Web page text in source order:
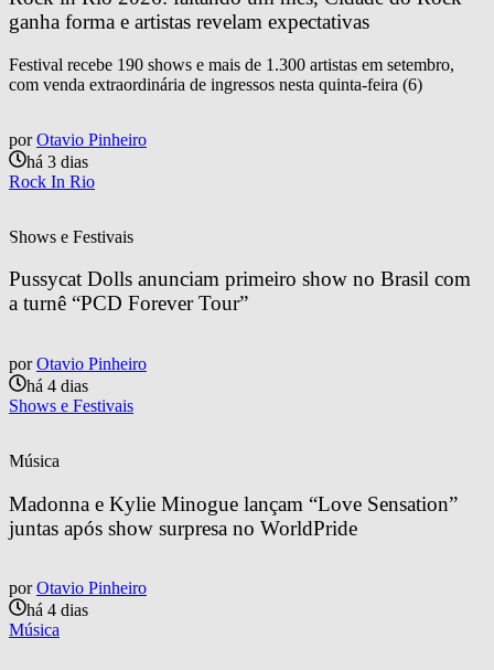
ganha forma e artistas revelam expectativas
Festival recebe 190 shows e mais de 1.300 artistas em setembro,
com venda extraordinária de ingressos nesta quinta-feira (6)
por Otavio Pinheiro
há 3 dias
Rock In Rio
Shows e Festivais
Pussycat Dolls anunciam primeiro show no Brasil com
a turnê “PCD Forever Tour”
por Otavio Pinheiro
há 4 dias
Shows e Festivais
Música
Madonna e Kylie Minogue lançam “Love Sensation”
juntas após show surpresa no WorldPride
por Otavio Pinheiro
há 4 dias
Música